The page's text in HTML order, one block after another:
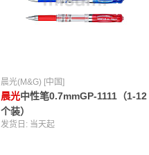
晨光(M&G) [中国]
晨光中性笔0.7mmGP-1111（1-12
个装）
发货日: 当天起